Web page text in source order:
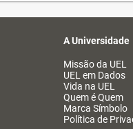
A Universidade
Missão da UEL
UEL em Dados
Vida na UEL
Quem é Quem
Marca Símbolo
Política de